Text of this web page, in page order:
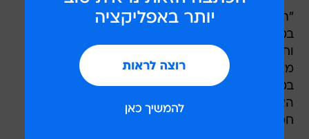
"תושלם הליברליזציה במטבע חוץ. תקרת ההשקעה
במט"ח ובחו"ל של קרנות הפנסיה, קופות הגמל
מיידי ותוסר כליל בסוף שנת 2002" - כך נכתב
במסמך סיכום הפגישה שנערכה בין מנכ"ל משרד
האוצר אוהד מראני ונגיד בנק ישראל דוד קליין ביום
חמישי, ושהגיע לידי TheMarker.